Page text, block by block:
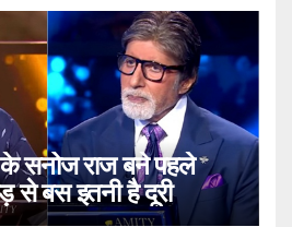
के सनोज राज बने पहले
से बस इतनी है दूरी